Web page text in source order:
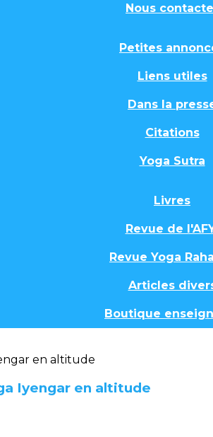
Nous
Petites
Liens utiles
Dans la
Citations
Yoga Sutra
Livres
Revue de
Revue Yoga
Articles
Boutique
Iyengar en altitude